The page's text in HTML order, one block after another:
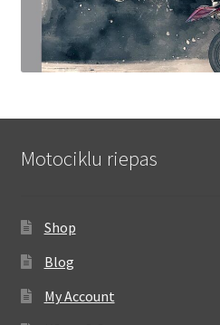
Motociklu riepas
Shop
Blog
My Account